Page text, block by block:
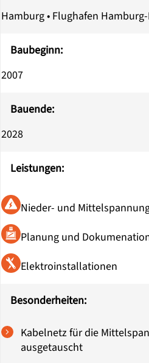
Hamburg • Flughafen
Baubeginn:
2007
Bauende:
2028
Leistungen:
Nieder- und
Planung und
Elektroinstallationen
Besonderheiten:
Kabelnetz für die
ausgetauscht